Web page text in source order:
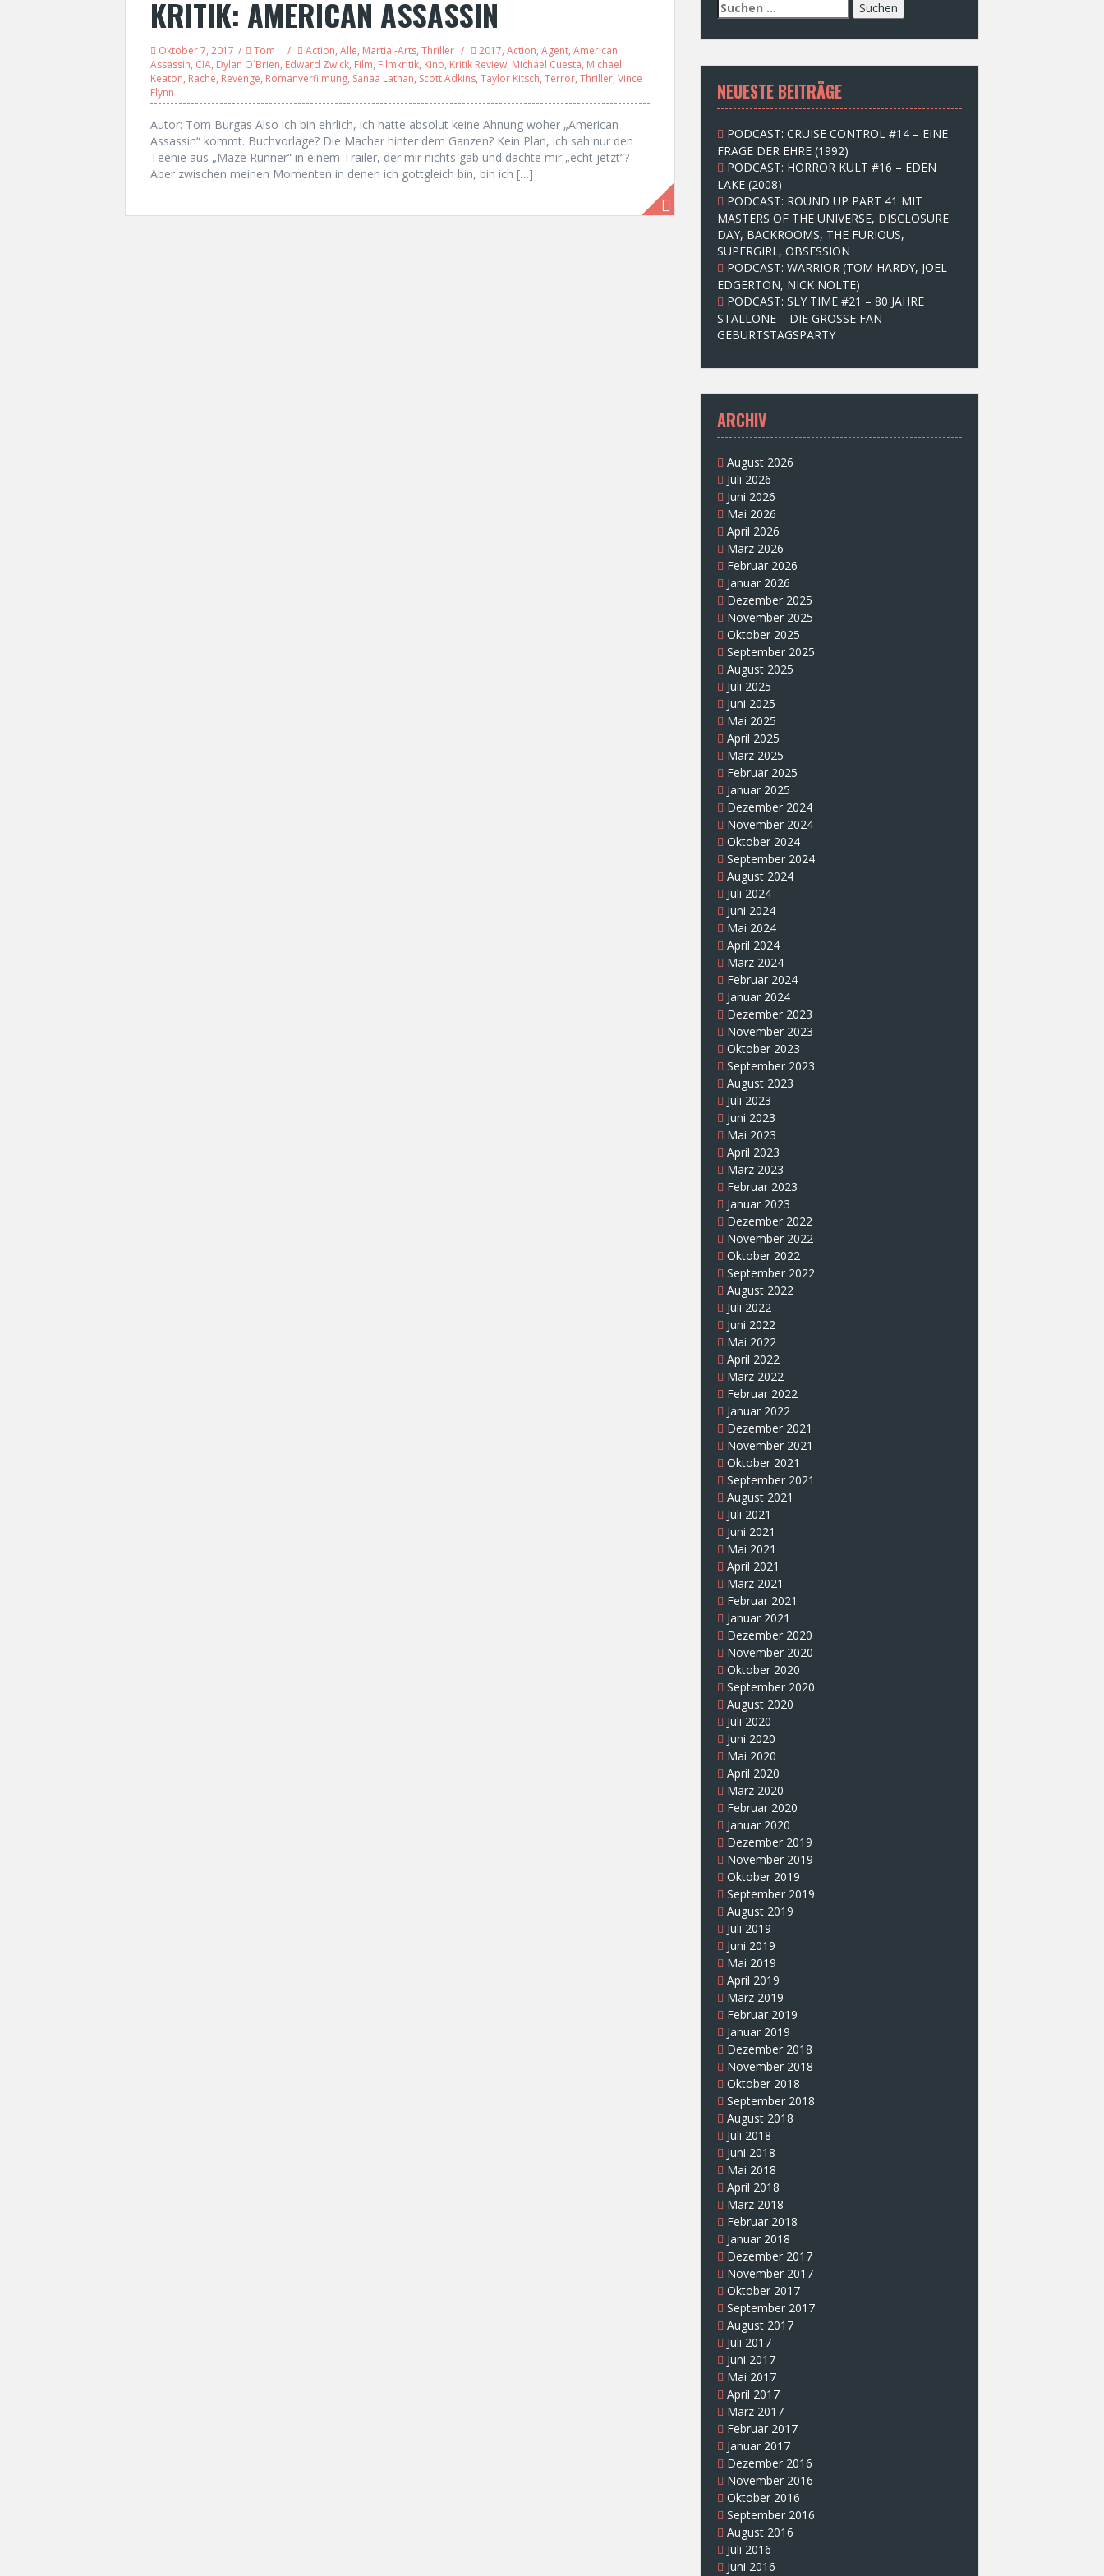
KRITIK: AMERICAN ASSASSIN
Oktober 7, 2017 Tom Action, Alle, Martial-Arts, Thriller 2017, Action, Agent, American
Assassin, CIA, Dylan O´Brien, Edward Zwick, Film, Filmkritik, Kino, Kritik Review, Michael Cuesta, Michael
Keaton, Rache, Revenge, Romanverfilmung, Sanaa Lathan, Scott Adkins, Taylor Kitsch, Terror, Thriller, Vince
Flynn
Autor: Tom Burgas Also ich bin ehrlich, ich hatte absolut keine Ahnung woher „American
Assassin“ kommt. Buchvorlage? Die Macher hinter dem Ganzen? Kein Plan, ich sah nur den
Teenie aus „Maze Runner“ in einem Trailer, der mir nichts gab und dachte mir „echt jetzt“?
Aber zwischen meinen Momenten in denen ich gottgleich bin, bin ich […]
S
u
c
e
n
n
c
h
:
NEUESTE BEITRÄGE
PODCAST: CRUISE CONTROL #14 – EINE
FRAGE DER EHRE (1992)
PODCAST: HORROR KULT #16 – EDEN
LAKE (2008)
PODCAST: ROUND UP PART 41 MIT
MASTERS OF THE UNIVERSE, DISCLOSURE
DAY, BACKROOMS, THE FURIOUS,
SUPERGIRL, OBSESSION
PODCAST: WARRIOR (TOM HARDY, JOEL
EDGERTON, NICK NOLTE)
PODCAST: SLY TIME #21 – 80 JAHRE
STALLONE – DIE GROSSE FAN-
GEBURTSTAGSPARTY
ARCHIV
August 2026
Juli 2026
Juni 2026
Mai 2026
April 2026
März 2026
Februar 2026
Januar 2026
Dezember 2025
November 2025
Oktober 2025
September 2025
August 2025
Juli 2025
Juni 2025
Mai 2025
April 2025
März 2025
Februar 2025
Januar 2025
Dezember 2024
November 2024
Oktober 2024
September 2024
August 2024
Juli 2024
Juni 2024
Mai 2024
April 2024
März 2024
Februar 2024
Januar 2024
Dezember 2023
November 2023
Oktober 2023
September 2023
August 2023
Juli 2023
Juni 2023
Mai 2023
April 2023
März 2023
Februar 2023
Januar 2023
Dezember 2022
November 2022
Oktober 2022
September 2022
August 2022
Juli 2022
Juni 2022
Mai 2022
April 2022
März 2022
Februar 2022
Januar 2022
Dezember 2021
November 2021
Oktober 2021
September 2021
August 2021
Juli 2021
Juni 2021
Mai 2021
April 2021
März 2021
Februar 2021
Januar 2021
Dezember 2020
November 2020
Oktober 2020
September 2020
August 2020
Juli 2020
Juni 2020
Mai 2020
April 2020
März 2020
Februar 2020
Januar 2020
Dezember 2019
November 2019
Oktober 2019
September 2019
August 2019
Juli 2019
Juni 2019
Mai 2019
April 2019
März 2019
Februar 2019
Januar 2019
Dezember 2018
November 2018
Oktober 2018
September 2018
August 2018
Juli 2018
Juni 2018
Mai 2018
April 2018
März 2018
Februar 2018
Januar 2018
Dezember 2017
November 2017
Oktober 2017
September 2017
August 2017
Juli 2017
Juni 2017
Mai 2017
April 2017
März 2017
Februar 2017
Januar 2017
Dezember 2016
November 2016
Oktober 2016
September 2016
August 2016
Juli 2016
Juni 2016